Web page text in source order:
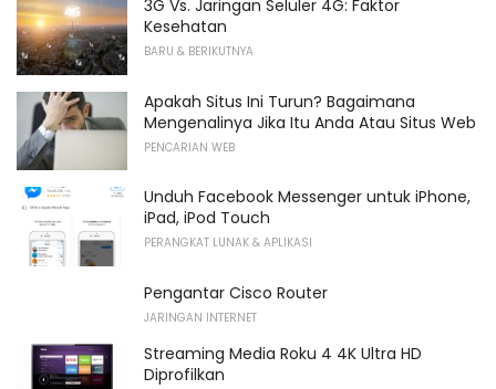
3G Vs. Jaringan Seluler 4G: Faktor
Kesehatan
BARU & BERIKUTNYA
Apakah Situs Ini Turun? Bagaimana
Mengenalinya Jika Itu Anda Atau Situs Web
PENCARIAN WEB
Unduh Facebook Messenger untuk iPhone,
iPad, iPod Touch
PERANGKAT LUNAK & APLIKASI
Pengantar Cisco Router
JARINGAN INTERNET
Streaming Media Roku 4 4K Ultra HD
Diprofilkan